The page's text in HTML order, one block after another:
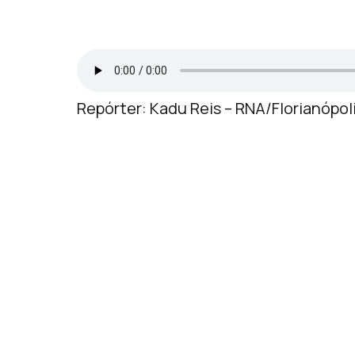
Repórter: Kadu Reis – RNA/